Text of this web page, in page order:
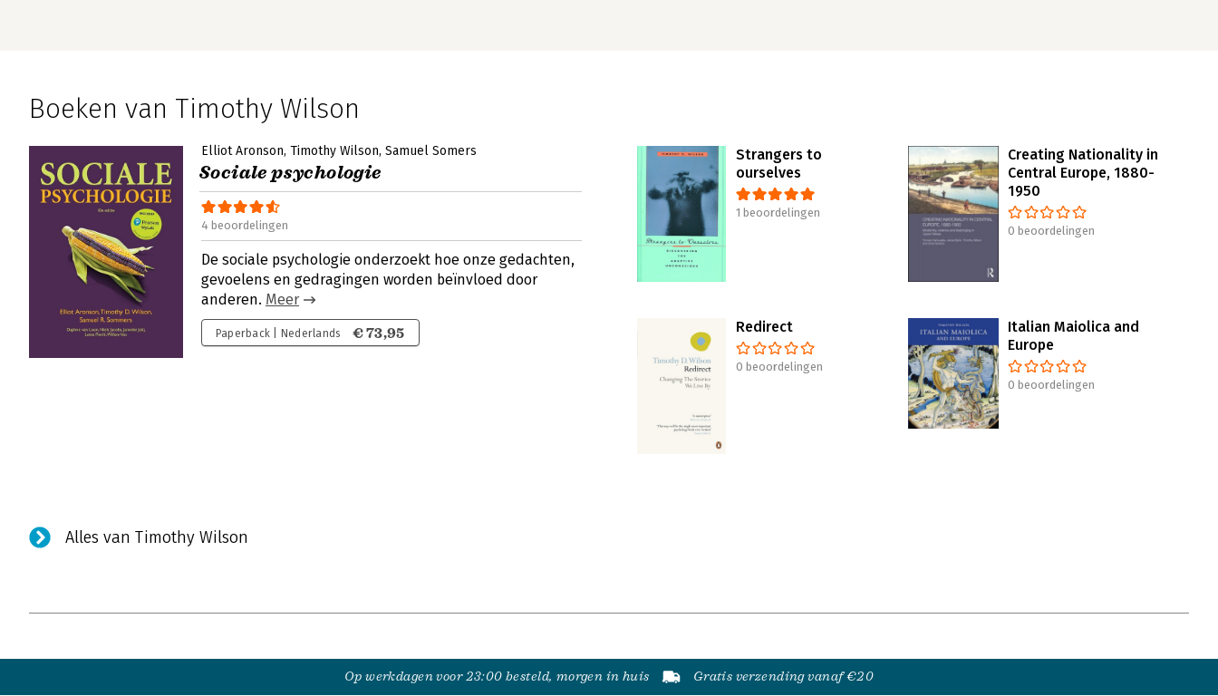
Boeken van Timothy Wilson
Elliot Aronson Timothy Wilson Samuel Somers
Sociale psychologie
4 beoordelingen
De sociale psychologie onderzoekt hoe onze gedachten,
gevoelens en gedragingen worden beïnvloed door
anderen. Meer
Paperback | Nederlands € 73,95
Strangers to
ourselves
1 beoordelingen
Creating Nationality in
Central Europe, 1880-
1950
0 beoordelingen
Redirect
0 beoordelingen
Italian Maiolica and
Europe
0 beoordelingen
Alles van Timothy Wilson
Op werkdagen voor 23:00 besteld, morgen in huis Gratis verzending vanaf €20